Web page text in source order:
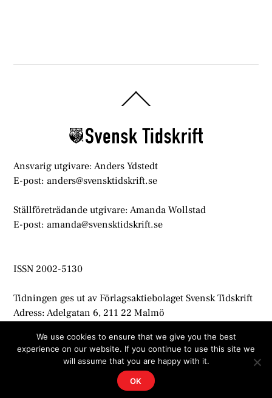
To
Ansvarig utgivare: Anders Ydstedt
E-post: anders@svensktidskrift.se
Ställföreträdande utgivare: Amanda Wollstad
E-post: amanda@svensktidskrift.se
ISSN 2002-5130
Tidningen ges ut av Förlagsaktiebolaget Svensk Tidskrift
Adress: Adelgatan 6, 211 22 Malmö
© Svensk Tidskrift 2021
We use cookies to ensure that we give you the best
experience on our website. If you continue to use this site we
will assume that you are happy with it.
OK